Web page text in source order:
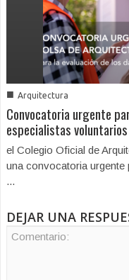
■ Arquitectura
Convocatoria urgente
especialistas voluntarios
el Colegio Oficial de
una convocatoria
...
DEJAR UNA